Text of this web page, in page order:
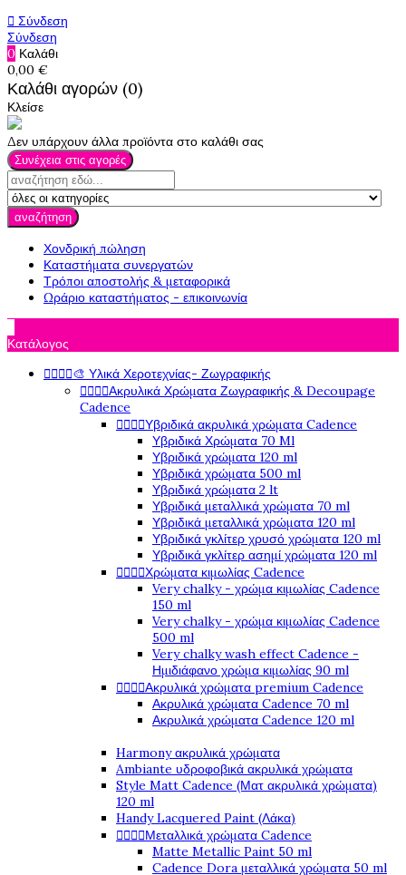
 Σύνδεση
Σύνδεση
0 Καλάθι
0,00 €
Καλάθι αγορών (0)
Κλείσε
Δεν υπάρχουν άλλα προϊόντα στο καλάθι σας
Συνέχεια στις αγορές
αναζήτηση
Χονδρική πώληση
Καταστήματα συνεργατών
Τρόποι αποστολής & μεταφορικά
Ωράριο καταστήματος - επικοινωνία
Κατάλογος
🎨 Υλικά Χεροτεχνίας- Ζωγραφικής
Ακρυλικά Χρώματα Ζωγραφικής & Decoupage
Cadence
Υβριδικά ακρυλικά χρώματα Cadence
Υβριδικά Χρώματα 70 Ml
Υβριδικά χρώματα 120 ml
Υβριδικά χρώματα 500 ml
Υβριδικά χρώματα 2 lt
Υβριδικά μεταλλικά χρώματα 70 ml
Υβριδικά μεταλλικά χρώματα 120 ml
Υβριδικά γκλίτερ χρυσό χρώματα 120 ml
Υβριδικά γκλίτερ ασημί χρώματα 120 ml
Χρώματα κιμωλίας Cadence
Very chalky - χρώμα κιμωλίας Cadence
150 ml
Very chalky - χρώμα κιμωλίας Cadence
500 ml
Very chalky wash effect Cadence -
Ημιδιάφανο χρώμα κιμωλίας 90 ml
Ακρυλικά χρώματα premium Cadence
Ακρυλικά χρώματα Cadence 70 ml
Ακρυλικά χρώματα Cadence 120 ml
Harmony ακρυλικά χρώματα
Ambiante υδροφοβικά ακρυλικά χρώματα
Style Matt Cadence (Ματ ακρυλικά χρώματα)
120 ml
Handy Lacquered Paint (Λάκα)
Μεταλλικά χρώματα Cadence
Matte Metallic Paint 50 ml
Cadence Dora μεταλλικά χρώματα 50 ml